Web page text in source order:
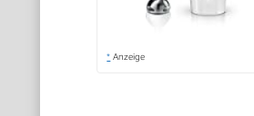
* Anzeige